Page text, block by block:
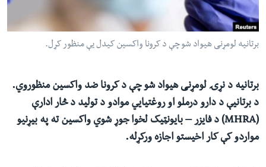
شئ
لټون
ځای
لاړ
شئ
له مونږ سره په تماس کې پاتې شئ
ژبې
برتانیه لومړنی هیواد شو چې د کرونا واکسین کیدل یې منظور کړل.
برتانیه د نړۍ لومړنی هیواد شو چې د کرونا ضد واکسین منظوروي.
د برتانیې د دارو درملو او روغتیایي موادو د تولید د څار ادارې
(MHRA) د فایزر – بایونټیک لخوا جوړ شوي واکسین ته په بیړنيو
مواردو کې کار اخیستو اجازه ورکړله.